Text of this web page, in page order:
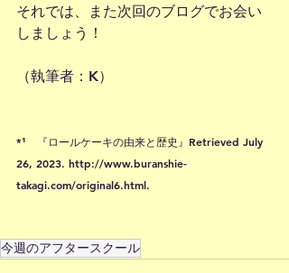
それでは、また次回のブログでお会い
しましょう！
（執筆者：K）
*¹　『ロールケーキの由来と歴史』Retrieved July
26, 2023. http://www.buranshie-
takagi.com/original6.html.
今週のアフタースクール